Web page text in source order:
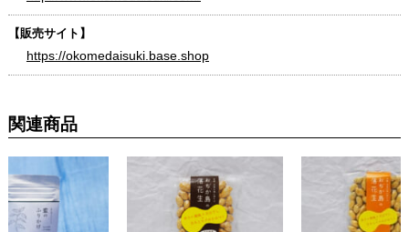
【販売サイト】
https://okomedaisuki.base.shop
関連商品